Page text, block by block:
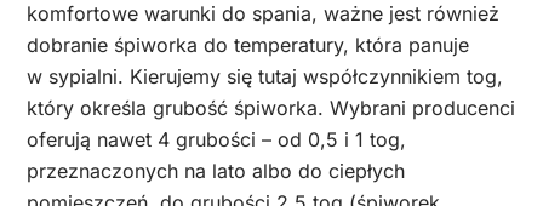
komfortowe warunki do spania, ważne jest również
dobranie śpiworka do temperatury, która panuje
w sypialni. Kierujemy się tutaj współczynnikiem tog,
który określa grubość śpiworka. Wybrani producenci
oferują nawet 4 grubości – od 0,5 i 1 tog,
przeznaczonych na lato albo do ciepłych